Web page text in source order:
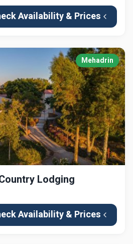
Availability & Prices
Mehadrin
Lodging
Availability & Prices